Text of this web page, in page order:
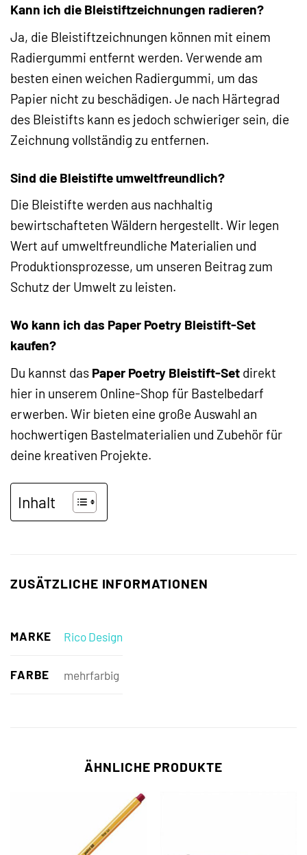
Kann ich die Bleistiftzeichnungen radieren?
Ja, die Bleistiftzeichnungen können mit einem
Radiergummi entfernt werden. Verwende am
besten einen weichen Radiergummi, um das
Papier nicht zu beschädigen. Je nach Härtegrad
des Bleistifts kann es jedoch schwieriger sein, die
Zeichnung vollständig zu entfernen.
Sind die Bleistifte umweltfreundlich?
Die Bleistifte werden aus nachhaltig
bewirtschafteten Wäldern hergestellt. Wir legen
Wert auf umweltfreundliche Materialien und
Produktionsprozesse, um unseren Beitrag zum
Schutz der Umwelt zu leisten.
Wo kann ich das Paper Poetry Bleistift-Set
kaufen?
Du kannst das Paper Poetry Bleistift-Set direkt
hier in unserem Online-Shop für Bastelbedarf
erwerben. Wir bieten eine große Auswahl an
hochwertigen Bastelmaterialien und Zubehör für
deine kreativen Projekte.
Inhalt
ZUSÄTZLICHE INFORMATIONEN
MARKE Rico Design
FARBE mehrfarbig
ÄHNLICHE PRODUKTE